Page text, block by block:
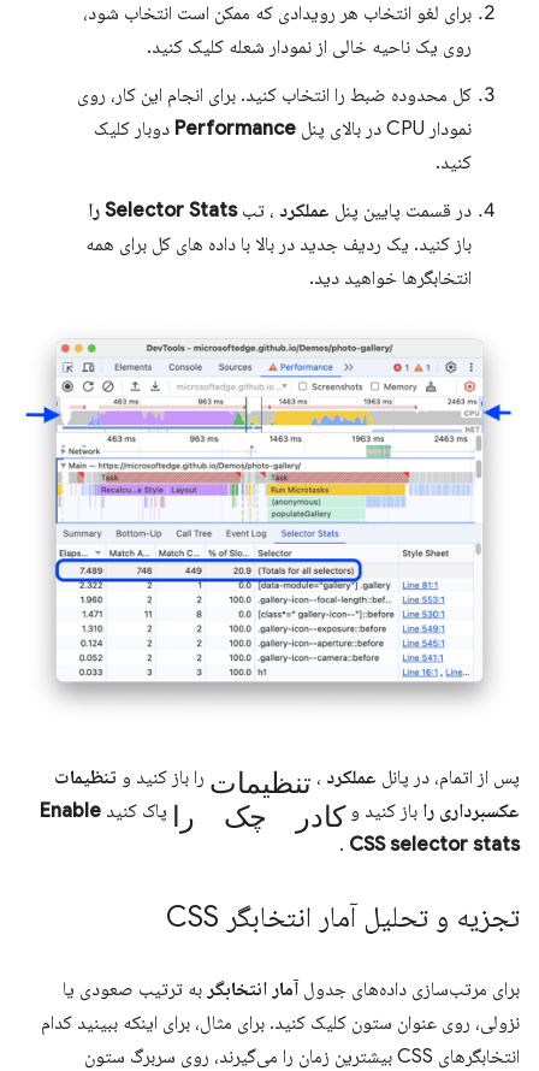
برای لغو انتخاب هر رویدادی که ممکن است انتخاب شود،
روی یک ناحیه خالی از نمودار شعله کلیک کنید.
کل محدوده ضبط را انتخاب کنید. برای انجام این کار، روی
نمودار CPU در بالای پنل
Performance دوبار کلیک
کنید.
در قسمت پایین پنل عملکرد ، تبSelector Stats را
باز کنید. یک ردیف جدید در بالا با داده های کل برای همه
انتخابگرها خواهید دید.
پس از اتمام، در پانل عملکرد ، تنظیمات را باز کنید و تنظیمات
عکسبرداری را باز کنید وکادر چک را پاک کنید Enable
CSS selector stats
.
تجزیه و تحلیل آمار انتخابگر CSS
برای مرتب‌سازی داده‌های جدول آمار انتخابگر به ترتیب صعودی یا
نزولی، روی عنوان ستون کلیک کنید. برای مثال، برای اینکه ببینید کدام
انتخابگرهای CSS بیشترین زمان را می‌گیرند، روی سربرگ ستون